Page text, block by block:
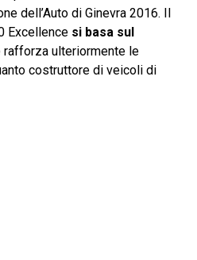
dell’Auto di Ginevra 2016. Il
Excellence si basa sul
ulteriormente le
costruttore di veicoli di